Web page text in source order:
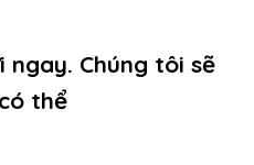
Chúng tôi sẽ
thể